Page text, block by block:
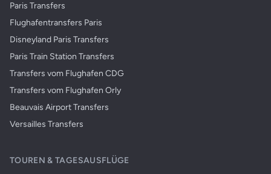
Paris Transfers
Flughafentransfers Paris
Disneyland Paris Transfers
Paris Train Station Transfers
Transfers vom Flughafen CDG
Transfers vom Flughafen Orly
Beauvais Airport Transfers
Versailles Transfers
TOUREN & TAGESAUSFLÜGE